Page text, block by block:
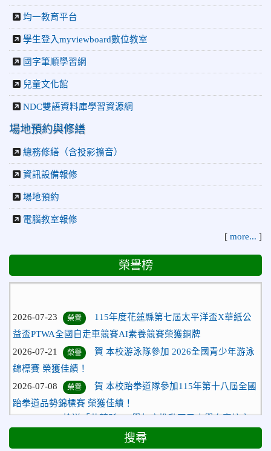
均一教育平台
學生登入myviewboard數位教室
國字筆順學習網
兒童文化館
NDC雙語資料庫學習資源網
場地預約與修繕
總務修繕（含投影擴音）
資訊設備報修
場地預約
電腦教室報修
[ more... ]
榮譽榜
榮譽
益盃PTWA全國自走車競賽AI素養競賽榮獲銅牌
榮譽
錦標賽 榮獲佳績！
榮譽
跆拳道品勢錦標賽 榮獲佳績！
2026-06-30 檢送「花蓮縣115學年度推動國民中學充實校安
賀 本校跆拳道隊參加115年花蓮市「市長
搜尋